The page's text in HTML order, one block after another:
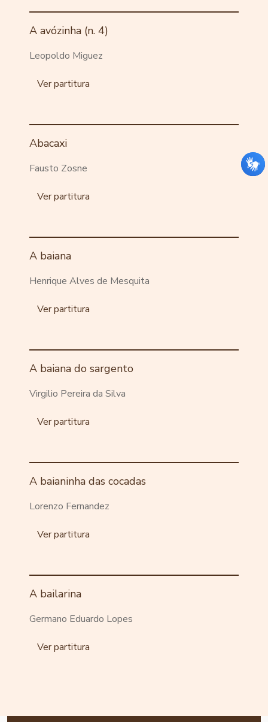
A avózinha (n. 4)
Leopoldo Miguez
Ver partitura
Abacaxi
Fausto Zosne
Ver partitura
A baiana
Henrique Alves de Mesquita
Ver partitura
A baiana do sargento
Virgilio Pereira da Silva
Ver partitura
A baianinha das cocadas
Lorenzo Fernandez
Ver partitura
A bailarina
Germano Eduardo Lopes
Ver partitura